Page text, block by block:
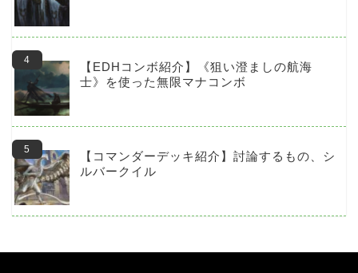
【EDHコンボ紹介】《狙い澄ましの航海
士》を使った無限マナコンボ
【コマンダーデッキ紹介】討論するもの、シ
ルバークイル